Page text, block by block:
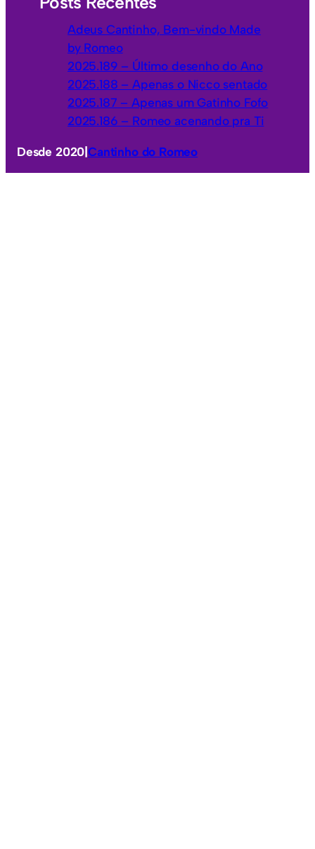
Adeus Cantinho, Bem-vindo Made
by Romeo
2025.189 – Último desenho do Ano
2025.188 – Apenas o Nicco sentado
2025.187 – Apenas um Gatinho Fofo
2025.186 – Romeo acenando pra Ti
Desde 2020 |Cantinho do Romeo